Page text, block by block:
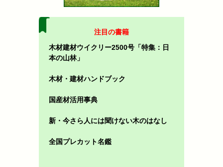
注目の書籍
木材建材ウイクリー2500号「特集：日
本の山林」
木材・建材ハンドブック
国産材活用事典
新・今さら人には聞けない木のはなし
全国プレカット名鑑